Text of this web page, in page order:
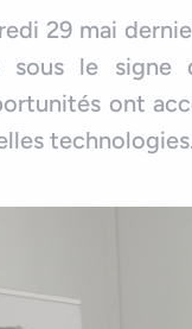
29 mai
sous le signe
ont